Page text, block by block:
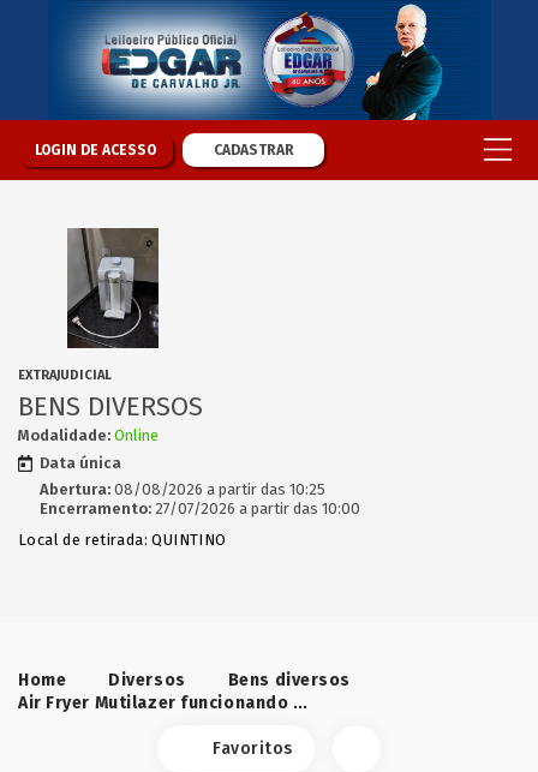
LOGIN DE ACESSO CADASTRAR
EXTRAJUDICIAL
BENS DIVERSOS
Modalidade: Online
Data única
Abertura: 08/08/2026 a partir das 10:25
Encerramento: 27/07/2026 a partir das 10:00
Local de retirada: QUINTINO
Home Diversos Bens diversos
Air Fryer Mutilazer funcionando precisa de pintura no cesto.
Favoritos